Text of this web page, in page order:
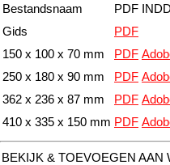
Bestandsnaam
PDF
INDD
Gids
PDF
150 x 100 x 70 mm
PDF
250 x 180 x 90 mm
PDF
362 x 236 x 87 mm
PDF
410 x 335 x 150 mm PDF
BEKIJK & TOEVOEGEN AAN